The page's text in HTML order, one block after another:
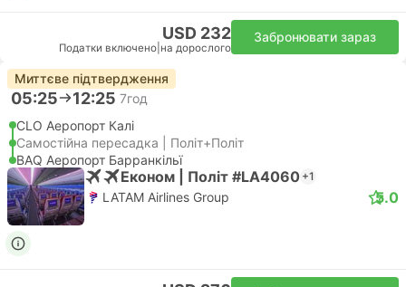
USD 232
Податки включено на дорослого
Забронювати зараз
Миттєве підтвердження
05:25 12:25 7год
CLO Аеропорт Калі
Самостійна пересадка | Політ+Політ
BAQ Аеропорт Барранкільї
Економ | Політ #LA4060 +1
LATAM Airlines Group 5.0